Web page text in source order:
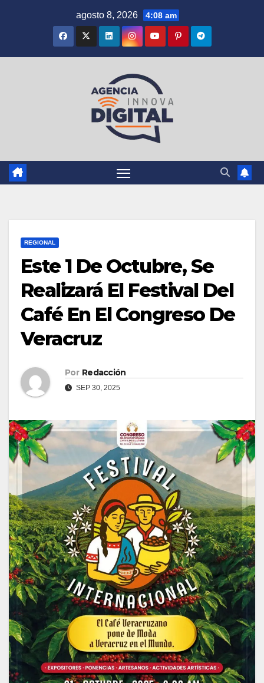
agosto 8, 2026 4:08 am
REGIONAL
Este 1 De Octubre, Se
Realizará El Festival Del
Café En El Congreso De
Veracruz
Por Redacción
SEP 30, 2025